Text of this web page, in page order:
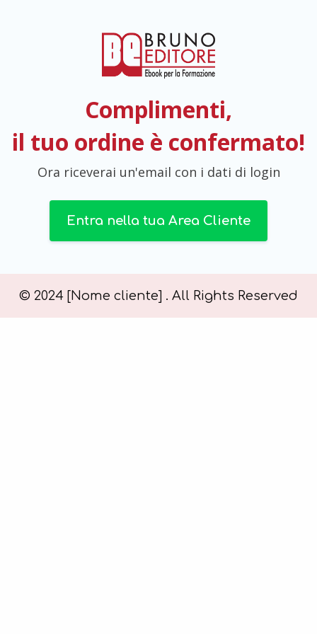
Complimenti,
il tuo ordine è confermato!
Ora riceverai un'email con i dati di login
Entra nella tua Area Cliente
© 2024 [Nome cliente] . All Rights Reserved